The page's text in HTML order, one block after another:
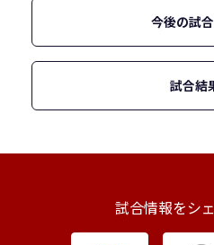
今後の試
試合結
試合情報をシ